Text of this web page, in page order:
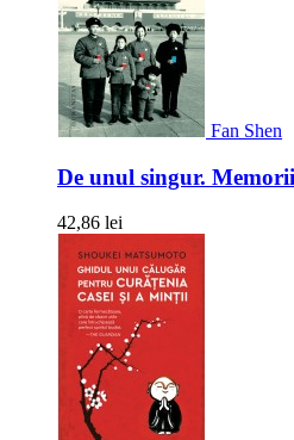
Fan Shen
De unul singur.
42,86 lei